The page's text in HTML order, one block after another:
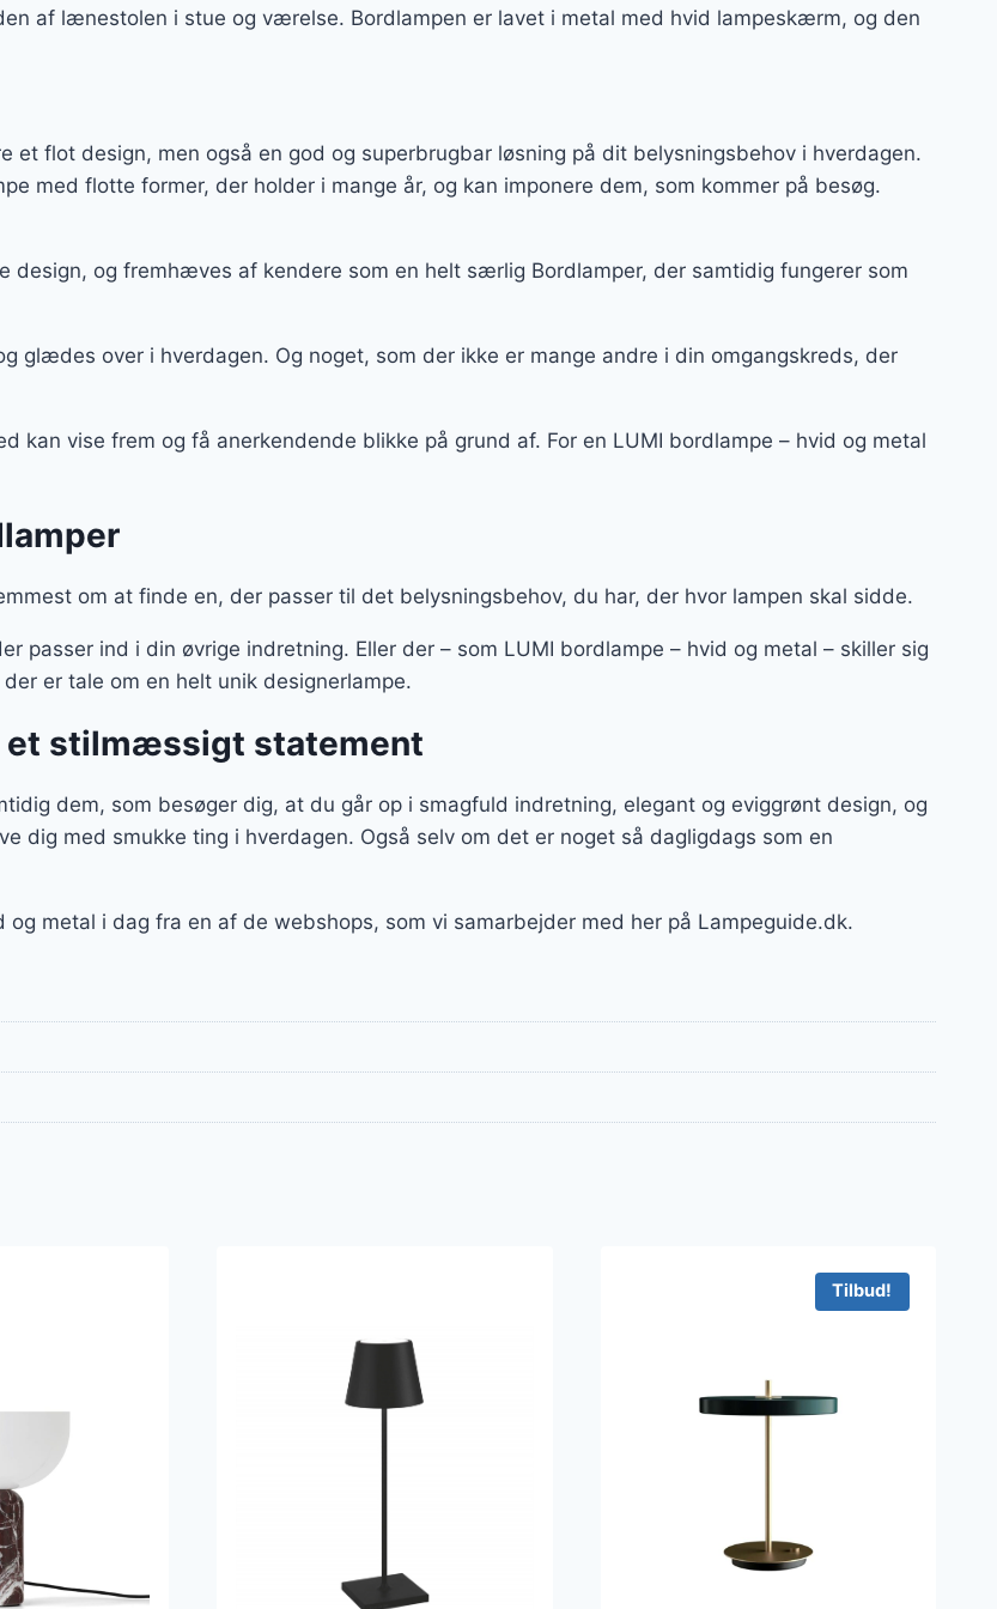
af lænestolen i stue og værelse. Bordlampen er lavet i metal med hvid lampeskærm, og den
et flot design, men også en god og superbrugbar løsning på dit belysningsbehov i hverdagen.
med flotte former, der holder i mange år, og kan imponere dem, som kommer på besøg.
design, og fremhæves af kendere som en helt særlig Bordlamper, der samtidig fungerer som
glædes over i hverdagen. Og noget, som der ikke er mange andre i din omgangskreds, der
kan vise frem og få anerkendende blikke på grund af. For en LUMI bordlampe – hvid og metal
om at finde en, der passer til det belysningsbehov, du har, der hvor lampen skal sidde.
passer ind i din øvrige indretning. Eller der – som LUMI bordlampe – hvid og metal – skiller sig
er tale om en helt unik designerlampe.
et stilmæssigt statement
dem, som besøger dig, at du går op i smagfuld indretning, elegant og eviggrønt design, og
med smukke ting i hverdagen. Også selv om det er noget så dagligdags som en
metal i dag fra en af de webshops, som vi samarbejder med her på Lampeguide.dk.
Tilbud!